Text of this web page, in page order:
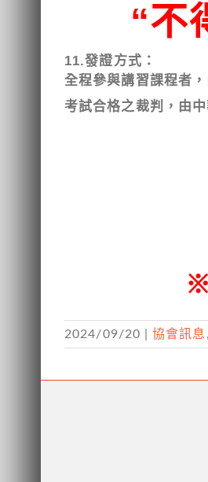
“不
11.發證方式：
全程參與講習課程者
考試合格之裁判，由
2024/09/20 協會訊息 ,